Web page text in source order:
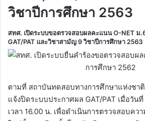
วิชาปีการศึกษา 2563
สทศ. เปิดระบบขอตรวจสอบผลคะแนน O-NET ม
GAT/PAT และวิชาสามัญ 9 วิชาปีการศึกษา 2563
ตามที่ สถาบันทดสอบทางการศึกษาแห่งชา
แจ้งปิดระบบประกาศผล GAT/PAT เมื่อวัน
เวลา 16.00 น. เพื่อดำเนินการตรวจสอบค